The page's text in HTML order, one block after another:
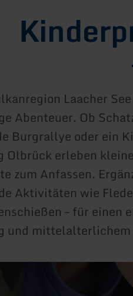
Laacher
Abenteuer. Ob
Burgrallye oder ein
Olbrück erleben
zum Anfassen.
Aktivitäten wie
– für einen
und